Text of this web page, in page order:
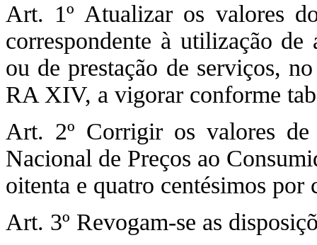
Art. 1º Atualizar os valores
correspondente à utilização
ou de prestação de serviços,
RA XIV, a vigorar conforme
Art. 2º Corrigir os valores
Nacional de Preços ao
oitenta e quatro centésimos
Art. 3º Revogam-se as